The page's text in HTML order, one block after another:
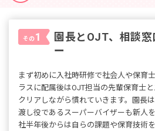
その1
園長とOJT、相談
ー
まず初めに入社時研修で社会人や保育
ラスに配属後はOJT担当の先輩保育士
クリアしながら慣れていきます。園長
渡し役であるスーパーバイザーも新人
社半年後からは自らの課題や保育技術